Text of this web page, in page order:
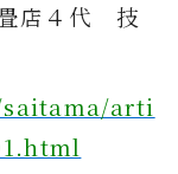
畳店４代 技
arti